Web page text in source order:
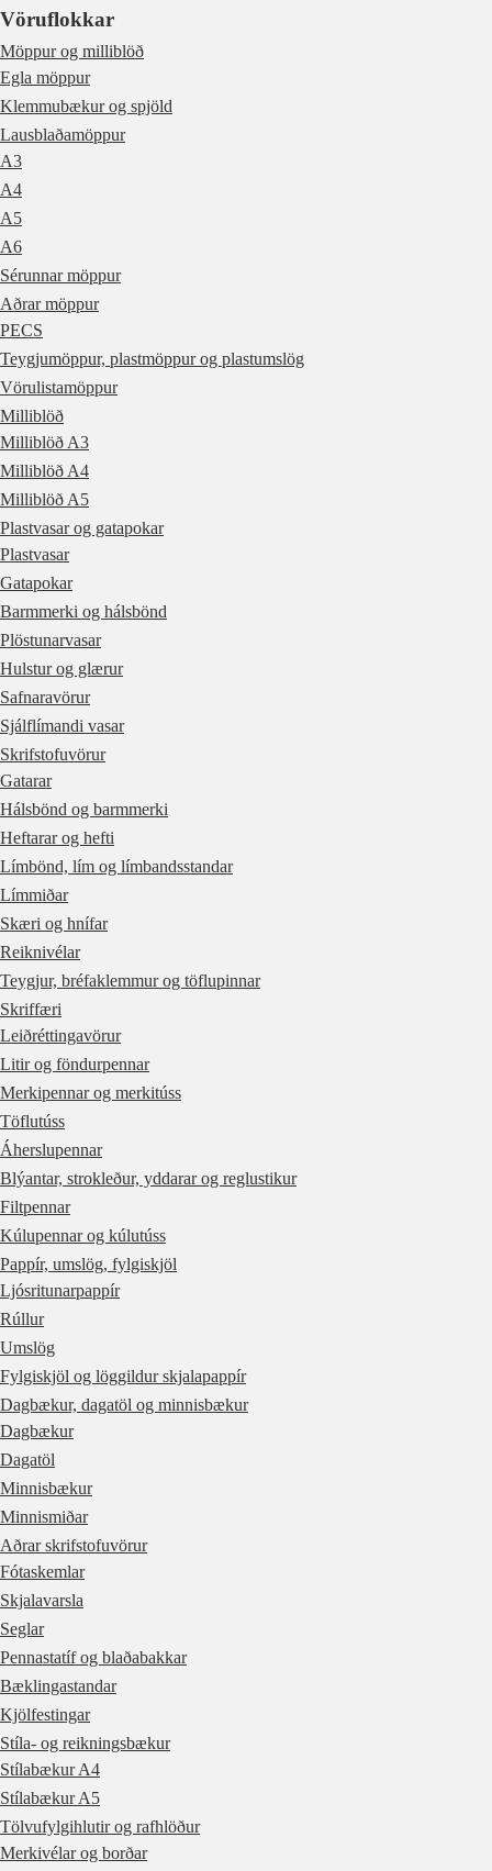
Vöruflokkar
Möppur og milliblöð
Egla möppur
Klemmubækur og spjöld
Lausblaðamöppur
A3
A4
A5
A6
Sérunnar möppur
Aðrar möppur
PECS
Teygjumöppur, plastmöppur og plastumslög
Vörulistamöppur
Milliblöð
Milliblöð A3
Milliblöð A4
Milliblöð A5
Plastvasar og gatapokar
Plastvasar
Gatapokar
Barmmerki og hálsbönd
Plöstunarvasar
Hulstur og glærur
Safnaravörur
Sjálflímandi vasar
Skrifstofuvörur
Gatarar
Hálsbönd og barmmerki
Heftarar og hefti
Límbönd, lím og límbandsstandar
Límmiðar
Skæri og hnífar
Reiknivélar
Teygjur, bréfaklemmur og töflupinnar
Skriffæri
Leiðréttingavörur
Litir og föndurpennar
Merkipennar og merkitúss
Töflutúss
Áherslupennar
Blýantar, strokleður, yddarar og reglustikur
Filtpennar
Kúlupennar og kúlutúss
Pappír, umslög, fylgiskjöl
Ljósritunarpappír
Rúllur
Umslög
Fylgiskjöl og löggildur skjalapappír
Dagbækur, dagatöl og minnisbækur
Dagbækur
Dagatöl
Minnisbækur
Minnismiðar
Aðrar skrifstofuvörur
Fótaskemlar
Skjalavarsla
Seglar
Pennastatíf og blaðabakkar
Bæklingastandar
Kjölfestingar
Stíla- og reikningsbækur
Stílabækur A4
Stílabækur A5
Tölvufylgihlutir og rafhlöður
Merkivélar og borðar